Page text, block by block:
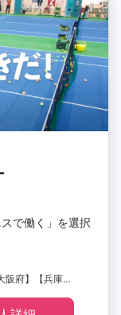
で働く」を選択
事業所【東京都】【神奈川県】【埼玉県】【大阪府】【兵庫県】【京都府】【岡山県】【愛知県】